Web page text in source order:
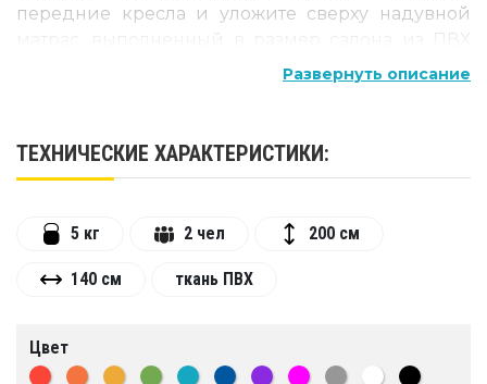
передние кресла и уложите сверху надувной
матрас, выполненный в размер салона из ПВХ
ткани, создающей упругую непрогибающуюся
Надувной матрас в салон автомобиля
· с учётом размеров и конфигурации салона;
· с вниманием к пожеланиям заказчика, в том
· с возможностью нанести брендирование –
Развернуть описание
ТЕХНИЧЕСКИЕ ХАРАКТЕРИСТИКИ:
5 кг 2 чел 200 см
140 см ткань ПВХ
Цвет